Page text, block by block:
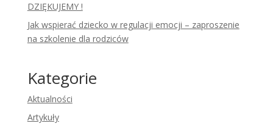
DZIĘKUJEMY !
Jak wspierać dziecko w regulacji emocji – zaproszenie
na szkolenie dla rodziców
Kategorie
Aktualności
Artykuły